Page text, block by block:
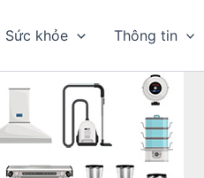
Sức khỏe Thông tin